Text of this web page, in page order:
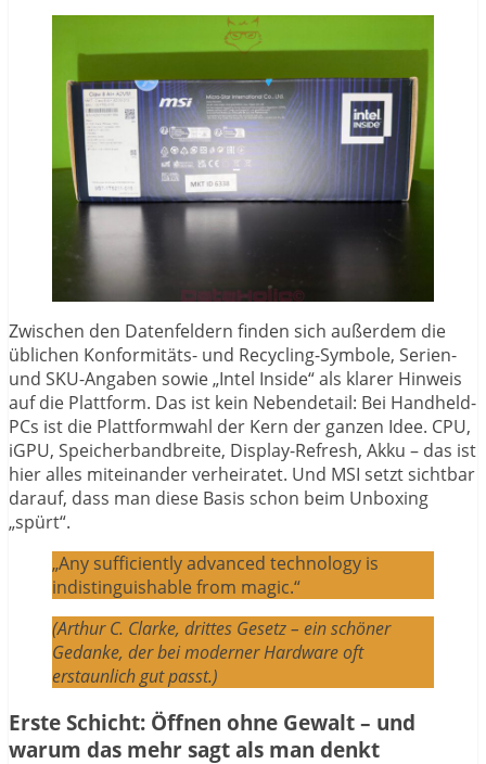
Zwischen den Datenfeldern finden sich außerdem die
üblichen Konformitäts- und Recycling-Symbole, Serien-
und SKU-Angaben sowie „Intel Inside“ als klarer Hinweis
auf die Plattform. Das ist kein Nebendetail: Bei Handheld-
PCs ist die Plattformwahl der Kern der ganzen Idee. CPU,
iGPU, Speicherbandbreite, Display-Refresh, Akku – das ist
hier alles miteinander verheiratet. Und MSI setzt sichtbar
darauf, dass man diese Basis schon beim Unboxing
„spürt“.
„Any sufficiently advanced technology is
indistinguishable from magic.“
(Arthur C. Clarke, drittes Gesetz – ein schöner
Gedanke, der bei moderner Hardware oft
erstaunlich gut passt.)
Erste Schicht: Öffnen ohne Gewalt – und
warum das mehr sagt als man denkt